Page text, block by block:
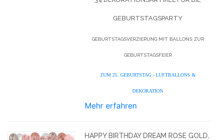
GEBURTSTAGSPARTY
GEBURTSTAGSVERZIERUNG MIT BALLONS ZUR
GEBURTSTAGSFEIER
ZUM 25. GEBURTSTAG - LUFTBALLONS &
DEKORATION
Mehr erfahren
HAPPY BIRTHDAY DREAM ROSE GOLD,